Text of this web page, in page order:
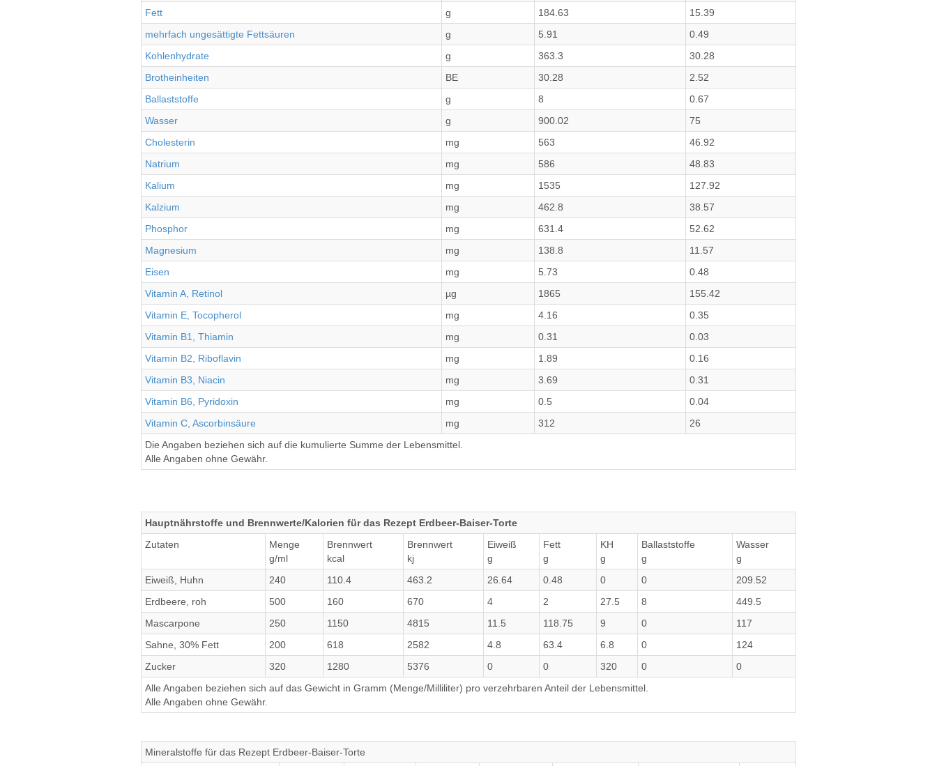
Fett
g 184.63
15.39
mehrfach ungesättigte Fettsäuren
g 5.91
0.49
Kohlenhydrate
g 363.3
30.28
Brotheinheiten
BE 30.28
2.52
Ballaststoffe
g 8
0.67
Wasser
g 900.02
75
Cholesterin
mg 563
46.92
Natrium
mg 586
48.83
Kalium
mg 1535
127.92
Kalzium
mg 462.8
38.57
Phosphor
mg 631.4
52.62
Magnesium
mg 138.8
11.57
Eisen
mg 5.73
0.48
Vitamin A, Retinol
µg 1865
155.42
Vitamin E, Tocopherol
mg 4.16
0.35
Vitamin B1, Thiamin
mg 0.31
0.03
Vitamin B2, Riboflavin
mg 1.89
0.16
Vitamin B3, Niacin
mg 3.69
0.31
Vitamin B6, Pyridoxin
mg 0.5
0.04
Vitamin C, Ascorbinsäure
mg 312
26
Die Angaben beziehen sich auf die kumulierte Summe der Lebensmittel.
Alle Angaben ohne Gewähr.
Hauptnährstoffe und Brennwerte/Kalorien für das Rezept Erdbeer-Baiser-Torte
Zutaten
Menge
g/ml
Brennwert
kcal
Brennwert
kj
Eiweiß
g
Fett
g
KH
g
Ballaststoffe
g
Wasser
g
Eiweiß, Huhn
240 110.4 463.2 26.64 0.48 0 0
209.52
Erdbeere, roh
500 160 670 4 2 27.5 8
449.5
Mascarpone
250 1150 4815 11.5 118.75 9 0
117
Sahne, 30% Fett
200 618 2582 4.8 63.4 6.8 0
124
Zucker
320 1280 5376 0 0 320 0
0
Alle Angaben beziehen sich auf das Gewicht in Gramm (Menge/Milliliter) pro verzehrbaren Anteil der Lebensmittel.
Alle Angaben ohne Gewähr.
Mineralstoffe für das Rezept Erdbeer-Baiser-Torte